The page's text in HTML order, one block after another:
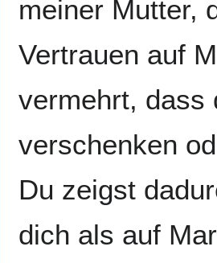
meiner Mutter,
Vertrauen auf
vermehrt, dass
verschenken
Du zeigst
dich als auf